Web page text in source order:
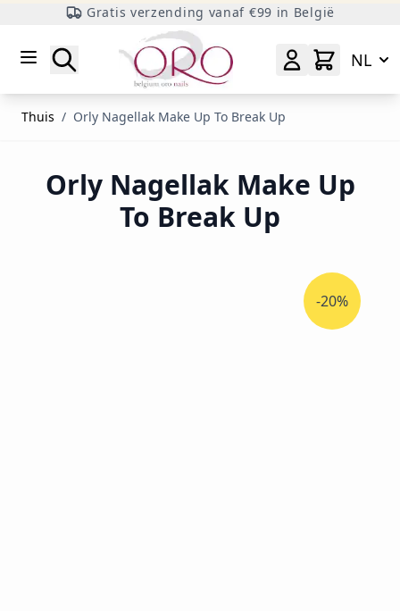
Gratis verzending vanaf €99 in België
Zoeken
NL
Thuis / Orly Nagellak Make Up To Break Up
Orly Nagellak Make Up
To Break Up
-20%